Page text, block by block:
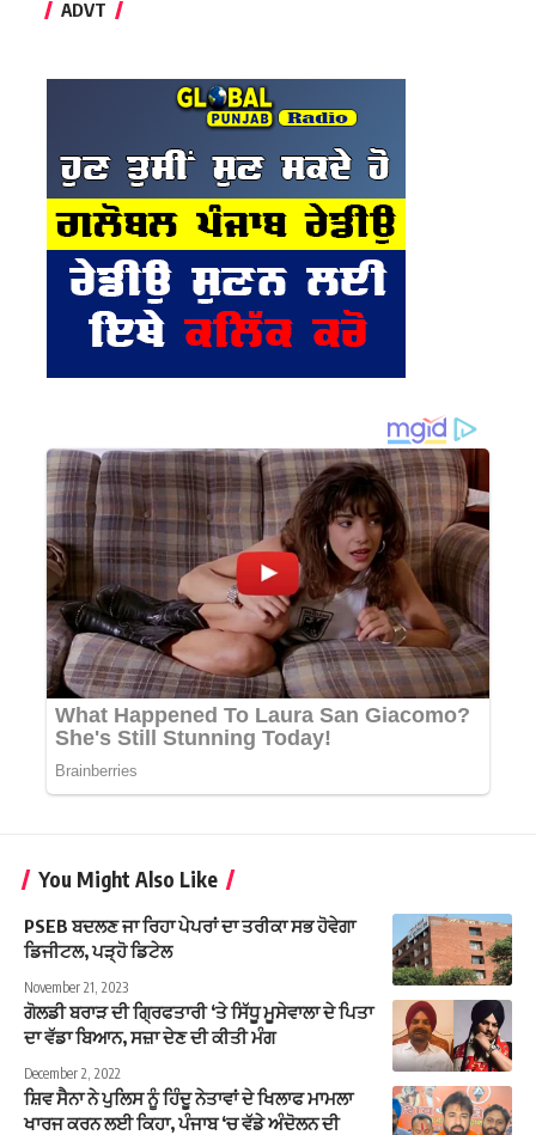
ADVT
You Might Also Like
PSEB ਬਦਲਣ ਜਾ ਰਿਹਾ ਪੇਪਰਾਂ ਦਾ ਤਰੀਕਾ ਸਭ ਹੋਵੇਗਾ
ਡਿਜੀਟਲ, ਪੜ੍ਹੋ ਡਿਟੇਲ
November 21, 2023
ਗੋਲਡੀ ਬਰਾੜ ਦੀ ਗ੍ਰਿਫਤਾਰੀ ‘ਤੇ ਸਿੱਧੂ ਮੂਸੇਵਾਲਾ ਦੇ ਪਿਤਾ
ਦਾ ਵੱਡਾ ਬਿਆਨ, ਸਜ਼ਾ ਦੇਣ ਦੀ ਕੀਤੀ ਮੰਗ
December 2, 2022
ਸ਼ਿਵ ਸੈਨਾ ਨੇ ਪੁਲਿਸ ਨੂੰ ਹਿੰਦੂ ਨੇਤਾਵਾਂ ਦੇ ਖਿਲਾਫ ਮਾਮਲਾ
ਖਾਰਜ ਕਰਨ ਲਈ ਕਿਹਾ, ਪੰਜਾਬ ‘ਚ ਵੱਡੇ ਅੰਦੋਲਨ ਦੀ